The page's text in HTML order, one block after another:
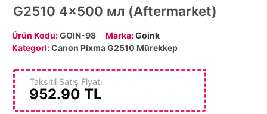
G2510 4x500 мл (Aftermarket)
Ürün Kodu:GOIN-98 Marka:Goink
Kategori:Canon Pixma G2510 Mürekkep
Taksitli Satış Fiyatı
952.90 TL